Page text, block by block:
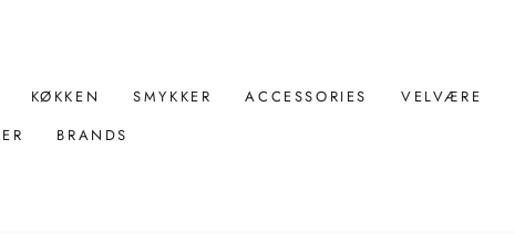
KØKKEN SMYKKER ACCESSORIES VELVÆRE
BRANDS